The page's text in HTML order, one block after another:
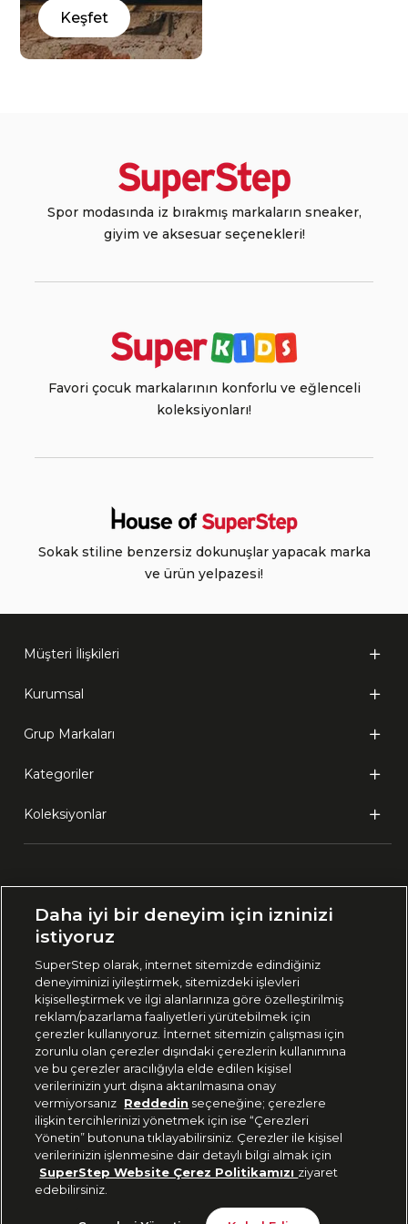
Keşfet
Spor modasında iz bırakmış markaların sneaker,
giyim ve aksesuar seçenekleri!
Favori çocuk markalarının konforlu ve eğlenceli
koleksiyonları!
Sokak stiline benzersiz dokunuşlar yapacak marka
ve ürün yelpazesi!
Müşteri İlişkileri
Kurumsal
Grup Markaları
Kategoriler
Koleksiyonlar
🇹🇷 Türkiye
444 37 36
Uygulamadan Takip Edin
Bizi Takip Edin
Daha iyi bir deneyim için izninizi
istiyoruz
SuperStep olarak, internet sitemizde edindiğiniz
deneyiminizi iyileştirmek, sitemizdeki işlevleri
kişiselleştirmek ve ilgi alanlarınıza göre özelleştirilmiş
reklam/pazarlama faaliyetleri yürütebilmek için
çerezler kullanıyoruz. İnternet sitemizin çalışması için
zorunlu olan çerezler dışındaki çerezlerin kullanımına
ve bu çerezler aracılığıyla elde edilen kişisel
verilerinizin yurt dışına aktarılmasına onay
vermiyorsanız Reddedin seçeneğine; çerezlere
ilişkin tercihlerinizi yönetmek için ise “Çerezleri
Yönetin” butonuna tıklayabilirsiniz. Çerezler ile kişisel
verilerinizin işlenmesine dair detaylı bilgi almak için
SuperStep Website Çerez Politikamızı ziyaret
edebilirsiniz.